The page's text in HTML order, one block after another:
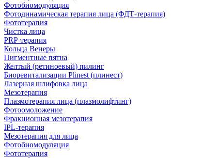
Фотобиомодуляция
Фотодинамическая терапия лица (ФДТ-терапия)
Фототерапия
Чистка лица
PRP-терапия
Кольца Венеры
Пигментные пятна
Желтый (ретиноевый) пилинг
Биоревитализации Plinest (плинест)
Лазерная шлифовка лица
Мезотерапия
Плазмотерапия лица (плазмолифтинг)
Фотоомоложение
Фракционная мезотерапия
IPL‑терапия
Мезотерапия для лица
Фотобиомодуляция
Фототерапия